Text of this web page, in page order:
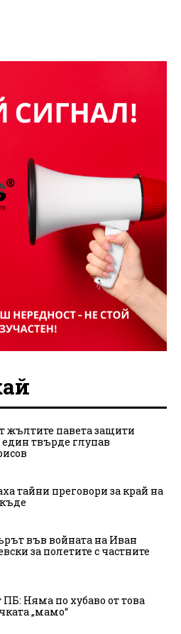
жълтите павета защити
твърде глупав
тайни преговори за край на
във войната на Иван
за полетите с частните
Няма по хубаво от това
„мамо“